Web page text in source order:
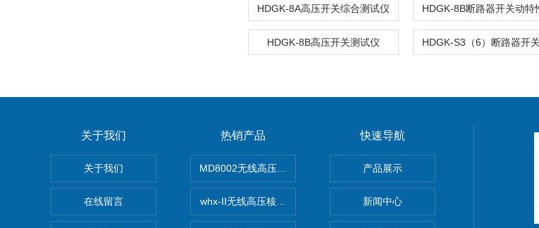
HDGK-8A高压开关综合测试仪
HDGK-8B高压开关测试仪
关于我们
关于我们
在线留言
热销产品
MD8002无线高压核相仪
whx-II无线高压核相仪
快速导航
产品展示
新闻中心